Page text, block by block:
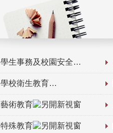
學生事務及校園安全
學校衛生教育
藝術教育
特殊教育